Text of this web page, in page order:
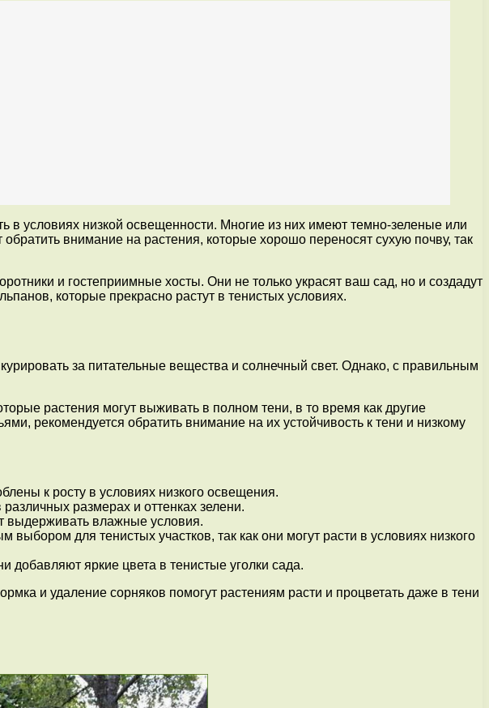
в условиях низкой освещенности. Многие из них имеют темно-зеленые или
внимание на растения, которые хорошо переносят сухую почву, так
и гостеприимные хосты. Они не только украсят ваш сад, но и создадут
которые прекрасно растут в тенистых условиях.
за питательные вещества и солнечный свет. Однако, с правильным
растения могут выживать в полном тени, в то время как другие
рекомендуется обратить внимание на их устойчивость к тени и низкому
к росту в условиях низкого освещения.
размерах и оттенках зелени.
выдерживать влажные условия.
для тенистых участков, так как они могут расти в условиях низкого
добавляют яркие цвета в тенистые уголки сада.
и удаление сорняков помогут растениям расти и процветать даже в тени